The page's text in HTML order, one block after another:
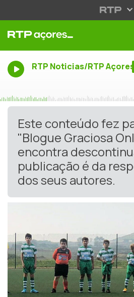
RTP Noticias/RTP Açores
Este conteúdo fez
"Blogue Graciosa
encontra
publicação é da
dos seus autores.